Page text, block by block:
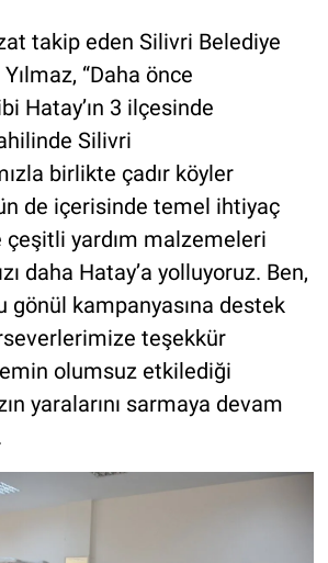
takip eden Silivri Belediye
“Daha önce
Hatay’ın 3 ilçesinde
Silivri
birlikte çadır köyler
de içerisinde temel ihtiyaç
yardım malzemeleri
daha Hatay’a yolluyoruz. Ben,
gönül kampanyasına destek
teşekkür
olumsuz etkilediği
yaralarını sarmaya devam